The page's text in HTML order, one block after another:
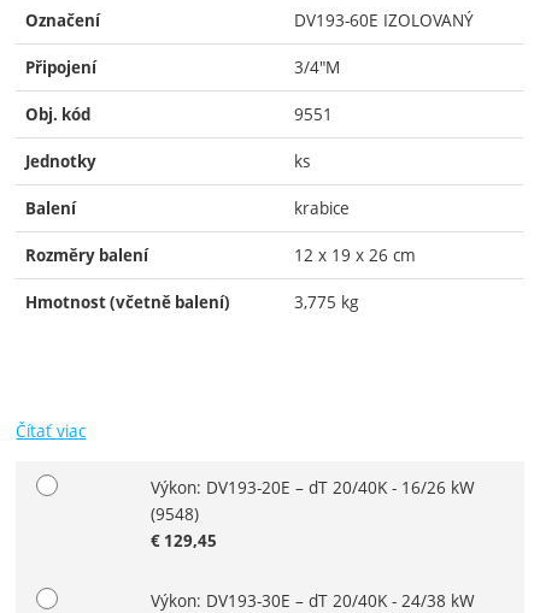
Označení DV193-60E IZOLOVANÝ
Připojení 3/4"M
Obj. kód 9551
Jednotky ks
Balení krabice
Rozměry balení 12 x 19 x 26 cm
Hmotnost (včetně balení) 3,775 kg
Čítať viac
Zvoľte variantVýkon: DV193-20E – dT 20/40K - 16/26 kW
(9548)
€ 129,45
Výkon: DV193-30E – dT 20/40K - 24/38 kW